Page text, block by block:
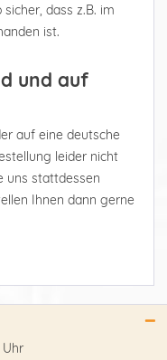
dass z.B. im
ist.
und auf
auf eine deutsche
leider nicht
uns stattdessen
Ihnen dann gerne
Uhr